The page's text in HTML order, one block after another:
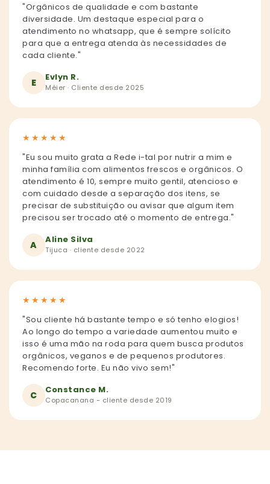
"Orgânicos de qualidade e com bastante
diversidade. Um destaque especial para o
atendimento no whatsapp, que é sempre solícito
para que a entrega atenda às necessidades de
cada cliente."
E Evlyn R.
Méier · Cliente desde 2025
★ ★ ★ ★ ★
"Eu sou muito grata a Rede i-tal por nutrir a mim e
minha família com alimentos frescos e orgânicos. O
atendimento é 10, sempre muito gentil, atencioso e
com cuidado desde a separação dos itens, se
precisar de substituição ou avisar que algum item
precisou ser trocado até o momento de entrega."
A Aline Silva
Tijuca · cliente desde 2022
★ ★ ★ ★ ★
"Sou cliente há bastante tempo e só tenho elogios!
Ao longo do tempo a variedade aumentou muito e
isso é uma mão na roda para quem busca produtos
orgânicos, veganos e de pequenos produtores.
Recomendo forte. Eu não vivo sem!"
C Constance M.
Copacanana - cliente desde 2019